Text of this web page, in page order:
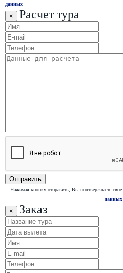
данных
× Расчет тура
Нажимая кнопку отправить, Вы подтверждаете свое
данных
× Заказ